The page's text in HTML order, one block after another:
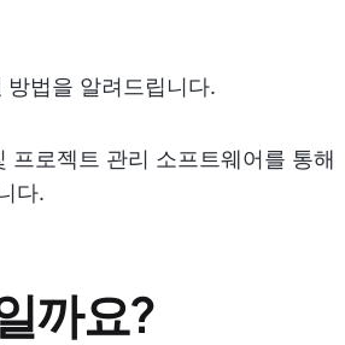
방법을 알려드립니다.
프로젝트 관리 소프트웨어를 통해
다.
까요?